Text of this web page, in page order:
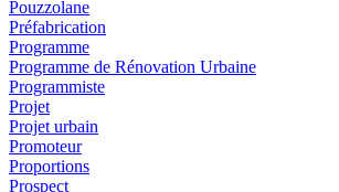
Pouzzolane
Préfabrication
Programme
Programme de Rénovation Urbaine
Programmiste
Projet
Projet urbain
Promoteur
Proportions
Prospect